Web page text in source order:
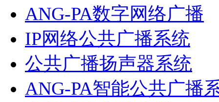
ANG-PA数字网络广播
IP网络公共广播系统
公共广播扬声器系统
ANG-PA智能公共广播